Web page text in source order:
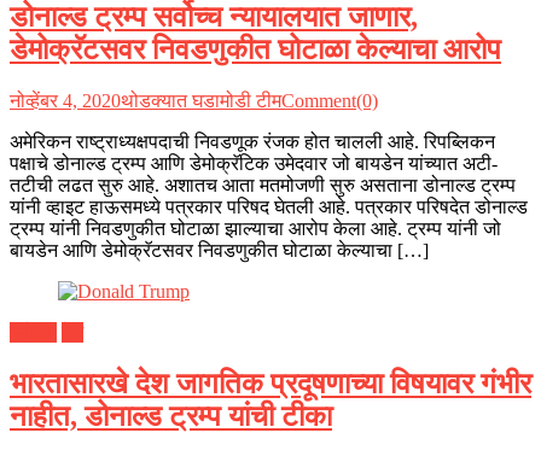
डोनाल्ड ट्रम्प सर्वोच्च न्यायालयात जाणार,
डेमोक्रॅटसवर निवडणुकीत घोटाळा केल्याचा आरोप
नोव्हेंबर 4, 2020थोडक्यात घडामोडी टीमComment(0)
अमेरिकन राष्ट्राध्यक्षपदाची निवडणूक रंजक होत चालली आहे. रिपब्लिकन
पक्षाचे डोनाल्ड ट्रम्प आणि डेमोक्रॅटिक उमेदवार जो बायडेन यांच्यात अटी-
तटीची लढत सुरु आहे. अशातच आता मतमोजणी सुरु असताना डोनाल्ड ट्रम्प
यांनी व्हाइट हाऊसमध्ये पत्रकार परिषद घेतली आहे. पत्रकार परिषदेत डोनाल्ड
ट्रम्प यांनी निवडणुकीत घोटाळा झाल्याचा आरोप केला आहे. ट्रम्प यांनी जो
बायडेन आणि डेमोक्रॅटसवर निवडणुकीत घोटाळा केल्याचा […]
भारतासारखे देश जागतिक प्रदूषणाच्या विषयावर गंभीर
नाहीत, डोनाल्ड ट्रम्प यांची टीका